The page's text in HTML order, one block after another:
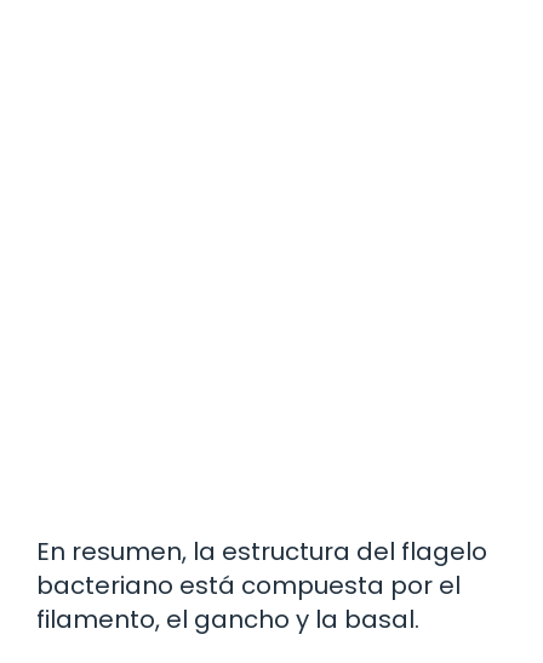
En resumen, la estructura del flagelo
bacteriano está compuesta por el
filamento, el gancho y la basal.